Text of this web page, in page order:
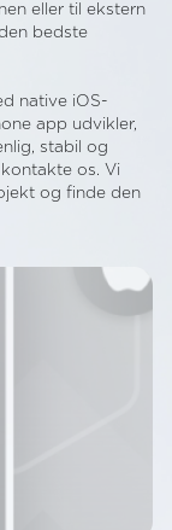
eller til ekstern
bedste
native iOS-
app udvikler,
stabil og
os. Vi
og finde den